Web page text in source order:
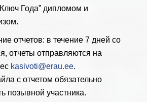
Года” дипломом и
отчетов: в течение 7 дней со
отчеты отправляются на
kasivoti@erau.ee.
с отчетом обязательно
позывной участника.